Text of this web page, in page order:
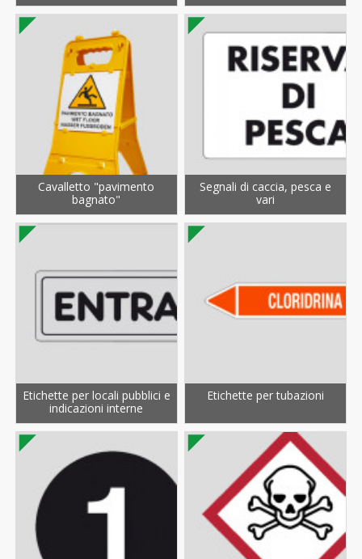
Cavalletto "pavimento
bagnato"
Segnali di caccia, pesca e
vari
Etichette per locali pubblici e
indicazioni interne
Etichette per tubazioni